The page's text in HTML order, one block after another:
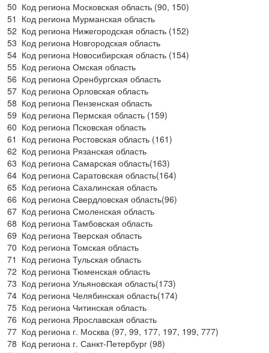
50 Код региона Московская область (90, 150)
51 Код региона Мурманская область
52 Код региона Нижегородская область (152)
53 Код региона Новгородская область
54 Код региона Новосибирская область (154)
55 Код региона Омская область
56 Код региона Оренбургская область
57 Код региона Орловская область
58 Код региона Пензенская область
59 Код региона Пермская область (159)
60 Код региона Псковская область
61 Код региона Ростовская область (161)
62 Код региона Рязанская область
63 Код региона Самарская область(163)
64 Код региона Саратовская область(164)
65 Код региона Сахалинская область
66 Код региона Свердловская область(96)
67 Код региона Смоленская область
68 Код региона Тамбовская область
69 Код региона Тверская область
70 Код региона Томская область
71 Код региона Тульская область
72 Код региона Тюменская область
73 Код региона Ульяновская область(173)
74 Код региона Челябинская область(174)
75 Код региона Читинская область
76 Код региона Ярославская область
77 Код региона г. Москва (97, 99, 177, 197, 199, 777)
78 Код региона г. Санкт-Петербург (98)